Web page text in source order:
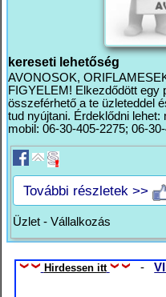
kereseti lehetőség
AVONOSOK,
FIGYELEM! Elkezdődött egy
összeférhető a te üzleteddel
tud nyújtani. Érdeklődni lehet:
mobil: 06-30-405-2275; 06-
További részletek >>
Üzlet - Vállalkozás
Hirdessen itt -